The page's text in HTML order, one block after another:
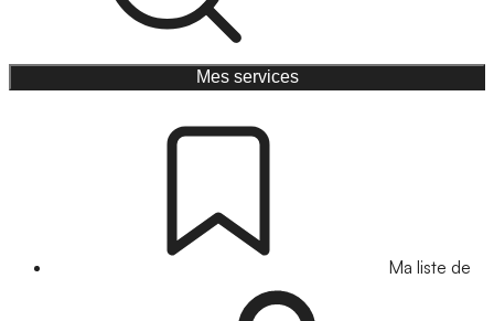
Mes services
Ma liste de